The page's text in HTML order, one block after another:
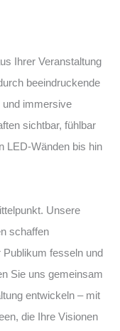
Ihrer Veranstaltung
beeindruckende
und immersive
sichtbar, fühlbar
LED-Wänden bis hin
Unsere
schaffen
fesseln und
Sie uns gemeinsam
entwickeln – mit
die Ihre Visionen